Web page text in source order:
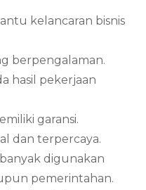
kelancaran bisnis
berpengalaman.
hasil pekerjaan
garansi.
dan terpercaya.
digunakan
pemerintahan.